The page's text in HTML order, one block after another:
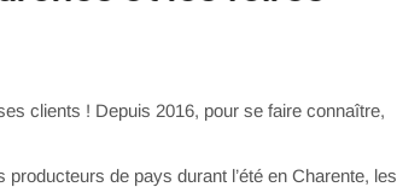
clients ! Depuis 2016, pour se faire connaître,
de pays durant l’été en Charente, les